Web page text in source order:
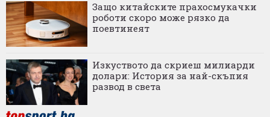
Защо китайските прахосмукачки
роботи скоро може рязко да
поевтинеят
Изкуството да скриеш милиарди
долари: История за най-скъпия
развод в света